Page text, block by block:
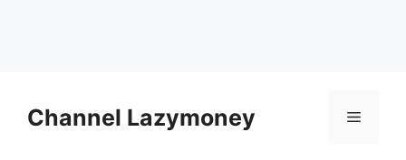
contentChannel Lazymoney Menu